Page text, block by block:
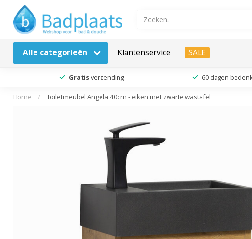
Alle categorieën Klantenservice SALE
Gratisverzending 60 dagen
Home / Toiletmeubel Angela 40cm - eiken met zwarte wastafel